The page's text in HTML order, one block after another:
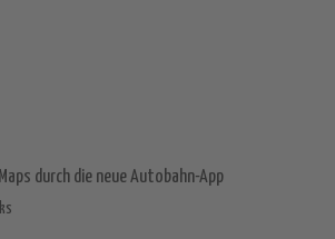
durch die neue Autobahn-App